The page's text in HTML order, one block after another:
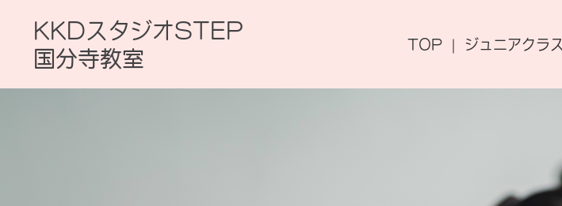
KKDスタジオSTEP
国分寺教室
TOP ジュニアクラス